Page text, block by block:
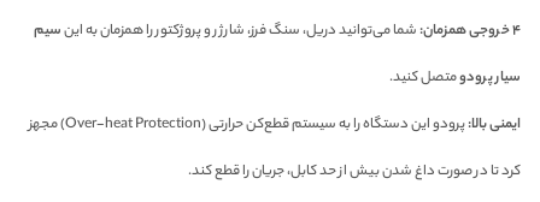
۴ خروجی همزمان: شما می‌توانید دریل، سنگ فرز، شارژر و پروژکتور را همزمان به اینسیم
سیار پرودومتصل کنید.
ایمنی بالا: پرودو این دستگاه را به سیستم قطع‌کن حرارتی (Over-heat Protection) مجهز
کرد تا در صورت داغ شدن بیش از حد کابل، جریان را قطع کند.